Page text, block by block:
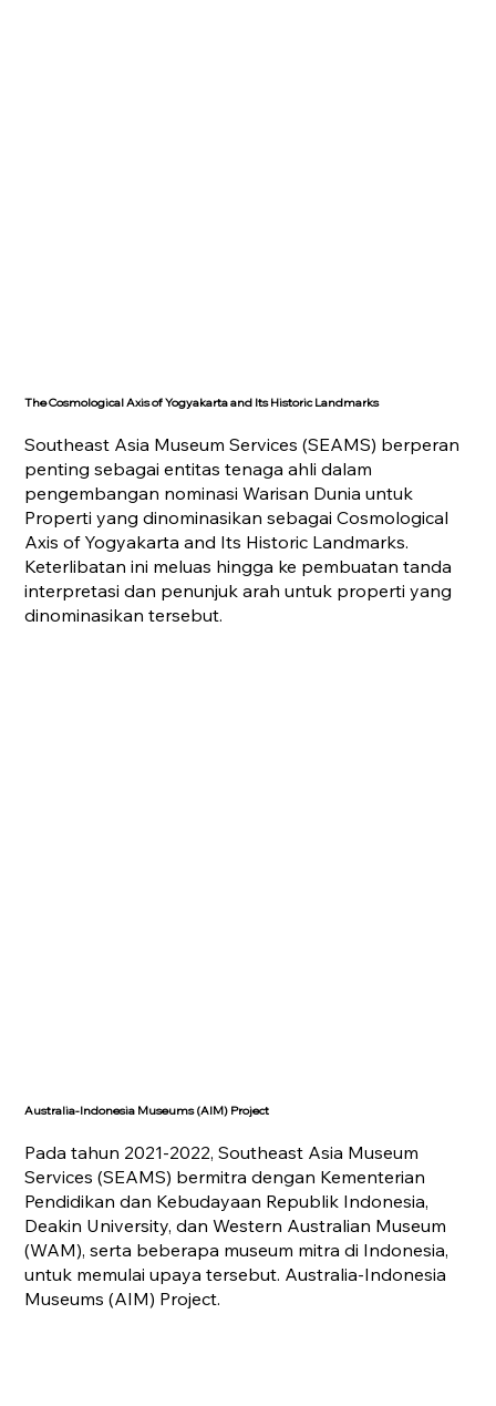
The Cosmological Axis of Yogyakarta and Its Historic Landmarks
Southeast Asia Museum Services (SEAMS) berperan
penting sebagai entitas tenaga ahli dalam
pengembangan nominasi Warisan Dunia untuk
Properti yang dinominasikan sebagai Cosmological
Axis of Yogyakarta and Its Historic Landmarks.
Keterlibatan ini meluas hingga ke pembuatan tanda
interpretasi dan penunjuk arah untuk properti yang
dinominasikan tersebut.
Australia-Indonesia Museums (AIM) Project
Pada tahun 2021-2022, Southeast Asia Museum
Services (SEAMS) bermitra dengan Kementerian
Pendidikan dan Kebudayaan Republik Indonesia,
Deakin University, dan Western Australian Museum
(WAM), serta beberapa museum mitra di Indonesia,
untuk memulai upaya tersebut. Australia-Indonesia
Museums (AIM) Project.